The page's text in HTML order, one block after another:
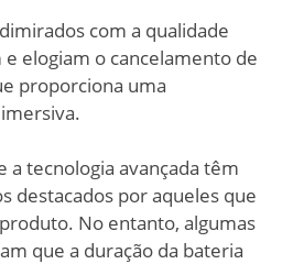
com a qualidade
elogiam o cancelamento de
proporciona uma
a tecnologia avançada têm
destacados por aqueles que
No entanto, algumas
que a duração da bateria